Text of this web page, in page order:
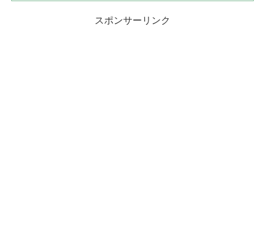
スポンサーリンク